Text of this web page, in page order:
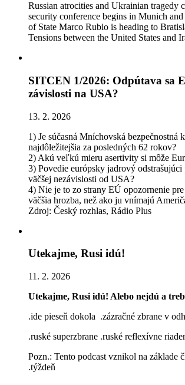
Russian atrocities and Ukrainian tragedy
security conference begins in Munich
of State Marco Rubio is heading to
Tensions between the United States and
SITCEN 1/2026: Odpútava sa
závislosti na USA?
13. 2. 2026
1) Je súčasná Mníchovská bezpečnostná
najdôležitejšia za posledných 62 rokov?
2) Akú veľkú mieru asertivity si môže
3) Povedie európsky jadrový
väčšej nezávislosti od USA?
4) Nie je to zo strany EÚ opozornenie
väčšia hrozba, než ako ju vnímajú
Zdroj: Český rozhlas, Rádio Plus
Utekajme, Rusi idú!
11. 2. 2026
Utekajme, Rusi idú! Alebo nejdú a
.ide pieseň dokola .zázračné zbrane v
.ruské superzbrane .ruské reflexívne
Pozn.: Tento podcast vznikol na základe
.týždeň